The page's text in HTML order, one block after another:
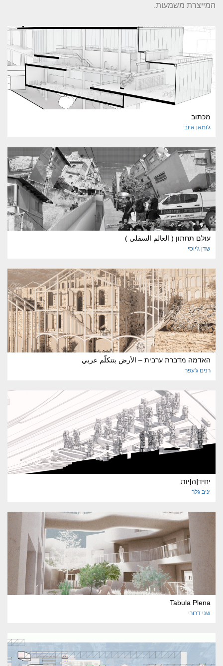
המייצרת משמעות.
מכתוב
ג'ומאן איוב
עולם תחתון ( العالم السفلي )
שדן ג'יוסי
האדמה מדברת ערבית – الأرض بتتكلّم عربي
רנים ג'עפר
יחיד[ה]יות
יניב גלר
Tabula Plena
שני דרורי